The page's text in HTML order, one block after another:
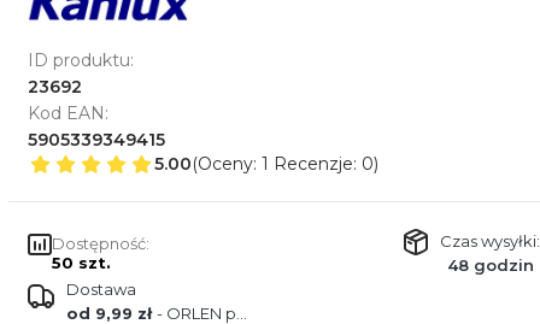
ID produktu:
23692
Kod EAN:
5905339349415
5.00(Oceny: 1 Recenzje: 0)
Dostępność:
50 szt.
Czas wysyłki:
48 godzin
Dostawa
od 9,99 zł- ORLEN paczka